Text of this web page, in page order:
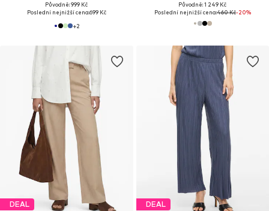
Původně: 999 Kč
Poslední nejnižší cena:699 Kč
+2
Původně: 1 249 Kč
Poslední nejnižší cena:460 Kč-20%
DEAL DEAL